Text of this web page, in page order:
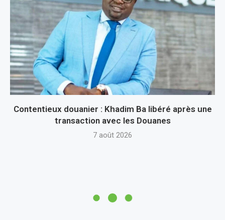
Contentieux douanier : Khadim Ba libéré après une
transaction avec les Douanes
7 août 2026